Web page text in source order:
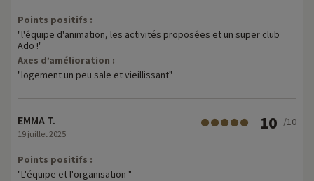
Points positifs :
"l'équipe d'animation, les activités proposées et un super club
Ado !"
Axes d’amélioration :
"logement un peu sale et vieillissant"
EMMA T.
19 juillet 2025
10 /10
Points positifs :
"L'équipe et l'organisation "